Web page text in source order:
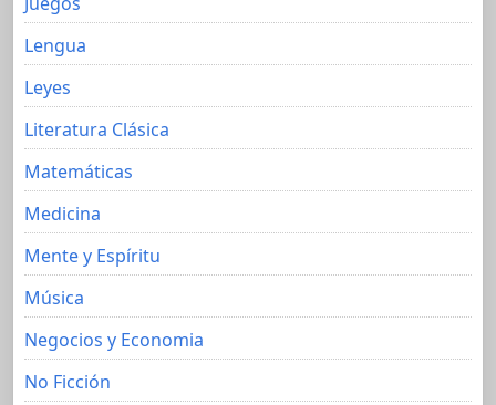
Lengua
Leyes
Literatura Clásica
Matemáticas
Medicina
Mente y Espíritu
Música
Negocios y Economia
No Ficción